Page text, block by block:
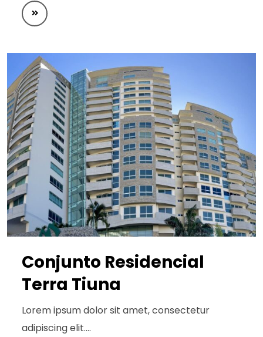
Conjunto Residencial
Terra Tiuna
Lorem ipsum dolor sit amet, consectetur
adipiscing elit.…